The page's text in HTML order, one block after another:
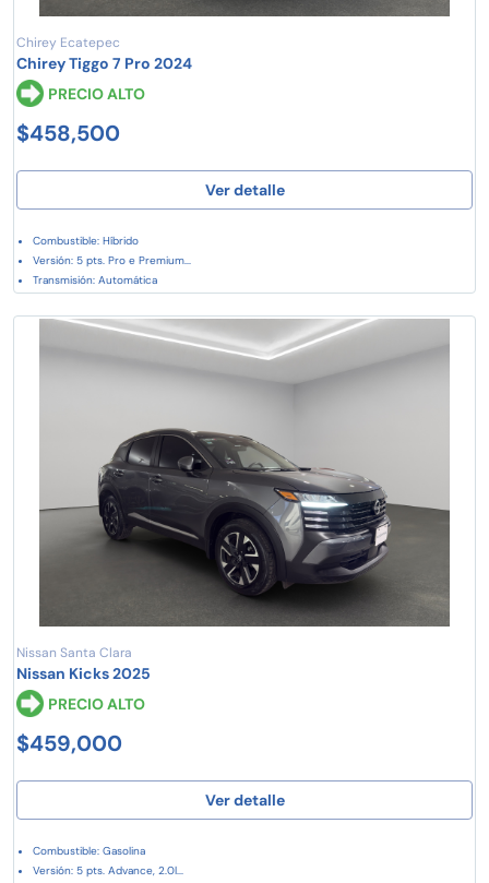
Chirey Ecatepec
Chirey Tiggo 7 Pro 2024
PRECIO ALTO
$458,500
Ver detalle
Combustible: Híbrido
Versión: 5 pts. Pro e Premium...
Transmisión: Automática
Nissan Santa Clara
Nissan Kicks 2025
PRECIO ALTO
$459,000
Ver detalle
Combustible: Gasolina
Versión: 5 pts. Advance, 2.0l...